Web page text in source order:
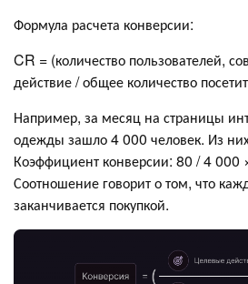
Формула расчета конверсии:
CR = (количество пользователей,
действие / общее количество
Например, за месяц на страницы
одежды зашло 4 000 человек. Из
Коэффициент конверсии: 80 / 4 000
Соотношение говорит о том, что
заканчивается покупкой.